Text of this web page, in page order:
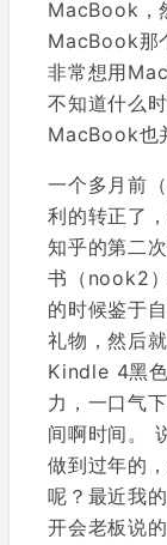
MacBook，
MacBook那
非常想用
不知道什么
MacBook也
一个多月前
利的转正了
知乎的第二
书（nook2
的时候鉴于
礼物，然后
Kindle 4黑
力，一口气
间啊时间。
做到过年的
呢？最近我
开会老板说